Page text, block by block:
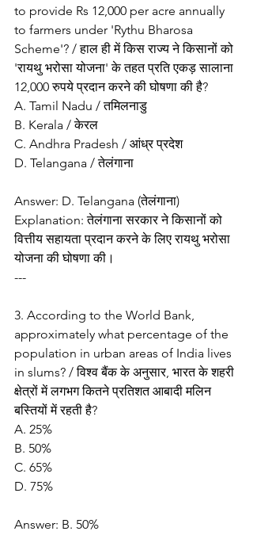
to provide Rs 12,000 per acre annually
to farmers under 'Rythu Bharosa
Scheme'? / हाल ही में किस राज्य ने किसानों को
'रायथु भरोसा योजना' के तहत प्रति एकड़ सालाना
12,000 रुपये प्रदान करने की घोषणा की है?
A. Tamil Nadu / तमिलनाडु
B. Kerala / केरल
C. Andhra Pradesh / आंध्र प्रदेश
D. Telangana / तेलंगाना
Answer: D. Telangana (तेलंगाना)
Explanation: तेलंगाना सरकार ने किसानों को
वित्तीय सहायता प्रदान करने के लिए रायथु भरोसा
योजना की घोषणा की।
---
3. According to the World Bank,
approximately what percentage of the
population in urban areas of India lives
in slums? / विश्व बैंक के अनुसार, भारत के शहरी
क्षेत्रों में लगभग कितने प्रतिशत आबादी मलिन
बस्तियों में रहती है?
A. 25%
B. 50%
C. 65%
D. 75%
Answer: B. 50%